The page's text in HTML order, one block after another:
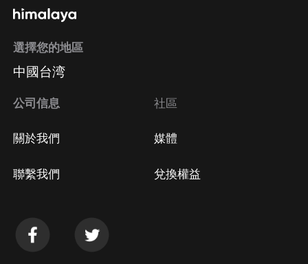
選擇您的地區
中國台湾
公司信息
關於我們
聯繫我們
社區
媒體
兌換權益